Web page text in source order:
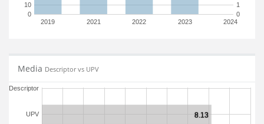
2019 2021 2022 2023 2024
0
10
0
1
Media Descriptor vs UPV
UPV
Descriptor